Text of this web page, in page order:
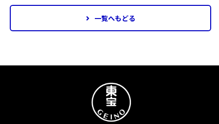
一覧へもどる